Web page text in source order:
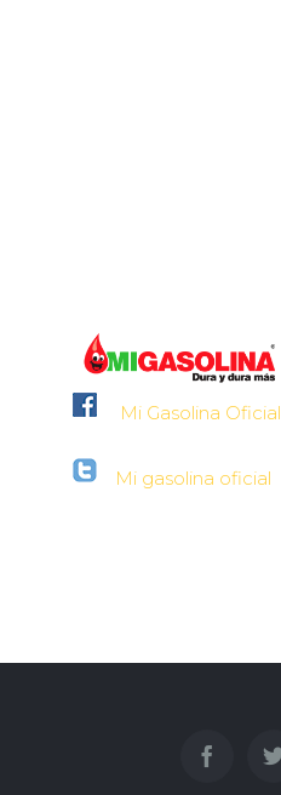
Mi Gasolina Oficial
Mi gasolina oficial